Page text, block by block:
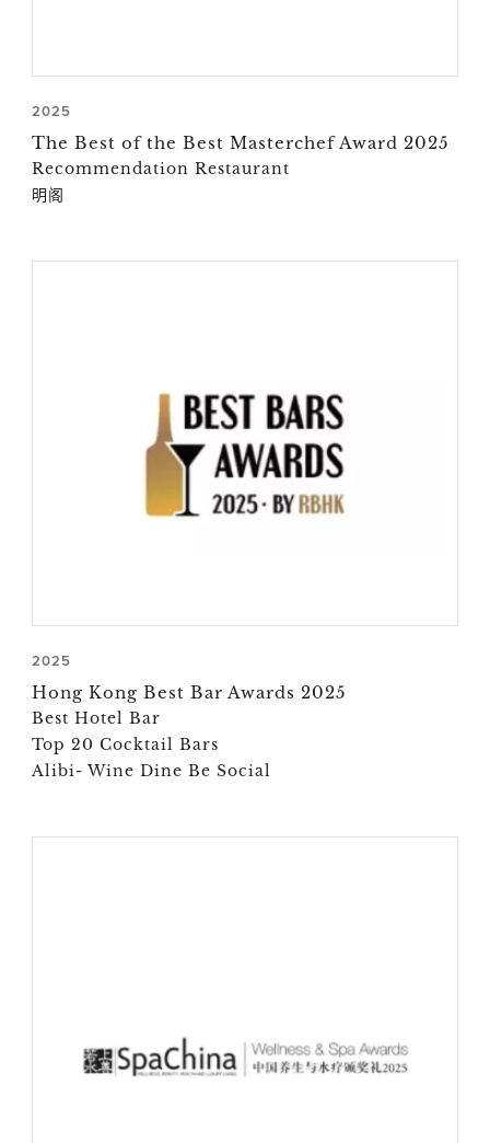
2025
The Best of the Best Masterchef Award 2025
Recommendation Restaurant
明阁
2025
Hong Kong Best Bar Awards 2025
Best Hotel Bar
Top 20 Cocktail Bars
Alibi- Wine Dine Be Social